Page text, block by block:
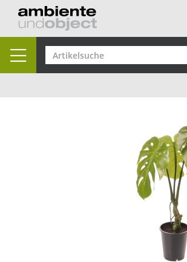
Toggle
navigation